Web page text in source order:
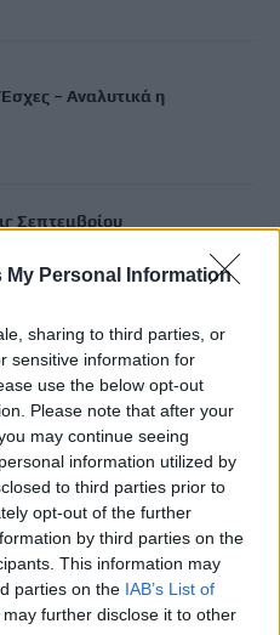
My Personal Information
sharing to third parties, or
sensitive information for
use the below opt-out
Please note that after your
may continue seeing
information utilized by
to third parties prior to
opt-out of the further
by third parties on the
This information may
parties on the IAB’s List of
may further disclose it to other
– Αναλυτικά η
Σεπτεμβρίου
ότι οι πρώτοι
FBI μετά το Μουντιάλ: «Θα
βόμβες»